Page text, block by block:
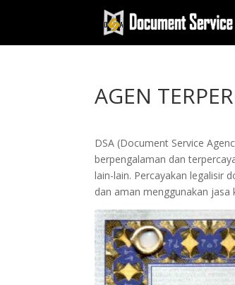
AGEN
DSA (Document Service
berpengalaman dan
lain-lain. Percayakan legalisir
dan aman menggunakan jasa